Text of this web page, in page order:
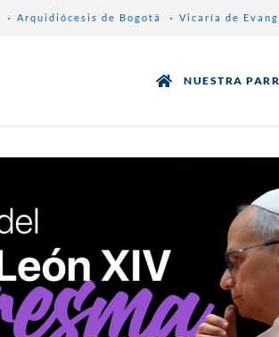
Arquidiócesis de Bogotá Vicaría de
NUESTRA